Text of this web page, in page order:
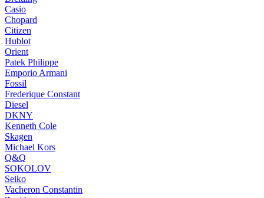
Casio
Chopard
Citizen
Hublot
Orient
Patek Philippe
Emporio Armani
Fossil
Frederique Constant
Diesel
DKNY
Kenneth Cole
Skagen
Michael Kors
Q&Q
SOKOLOV
Seiko
Vacheron Constantin